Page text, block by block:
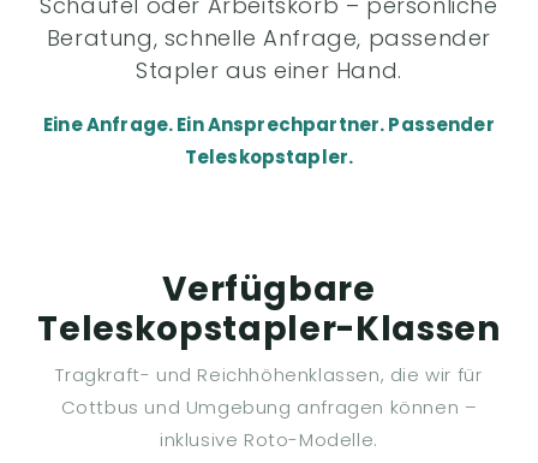
Beratung, schnelle Anfrage, passender
Stapler aus einer Hand.
Eine Anfrage. Ein Ansprechpartner. Passender
Teleskopstapler.
Verfügbare
Teleskopstapler-Klassen
Tragkraft- und Reichhöhenklassen, die wir für
Cottbus und Umgebung anfragen können –
inklusive Roto-Modelle.